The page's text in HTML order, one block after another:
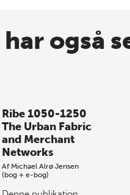
også
Ribe 1050-1250
The Urban Fabric
and Merchant
Networks
Af Michael Alrø Jensen
(bog + e-bog)